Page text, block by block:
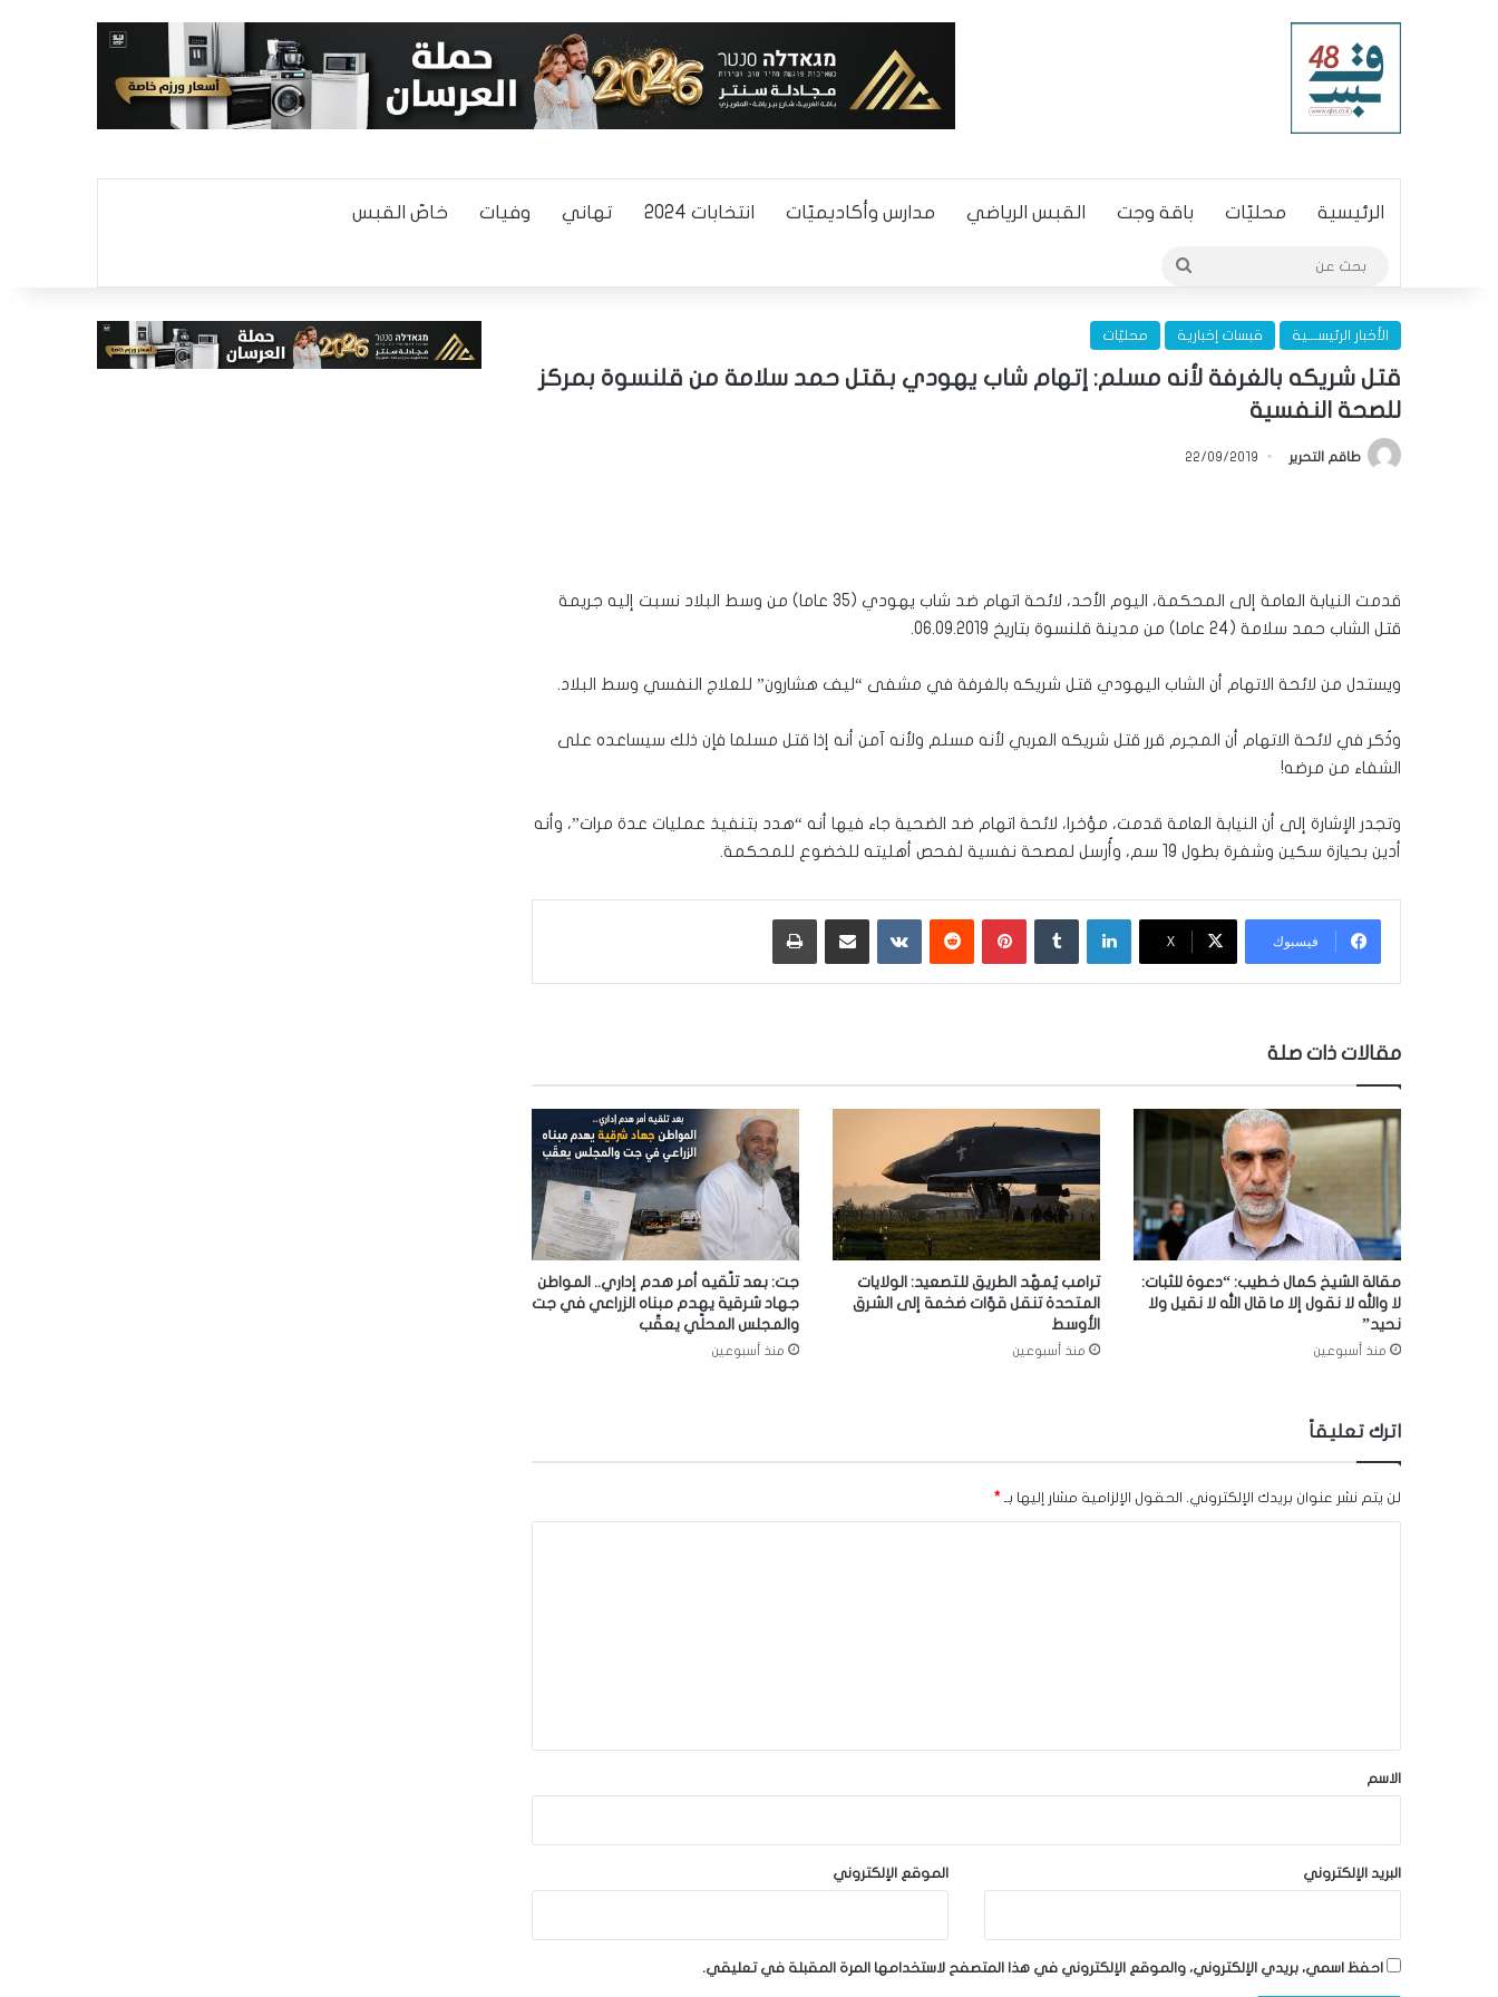
الرئيسية محليّات باقة وجت القبس الرياضي مدارس وأكاديميّات انتخابات 2024 تهاني وفيات خاصّ القبس
الأخبار الرئيســـية قبسات إخبارية محليّات
قتل شريكه بالغرفة لأنه مسلم: إتهام شاب يهودي بقتل حمد سلامة من قلنسوة بمركز
للصحة النفسية
طاقم التحرير 22/09/2019
قدمت النيابة العامة إلى المحكمة، اليوم الأحد، لائحة اتهام ضد شاب يهودي (35 عاما) من وسط البلاد نسبت إليه جريمة
قتل الشاب حمد سلامة (24 عاما) من مدينة قلنسوة بتاريخ 06.09.2019.
ويستدل من لائحة الاتهام أن الشاب اليهودي قتل شريكه بالغرفة في مشفى “ليف هشارون” للعلاج النفسي وسط البلاد.
وذُكر في لائحة الاتهام أن المجرم قرر قتل شريكه العربي لأنه مسلم ولأنه آمن أنه إذا قتل مسلما فإن ذلك سيساعده على
الشفاء من مرضه!
وتجدر الإشارة إلى أن النيابة العامة قدمت، مؤخرا، لائحة اتهام ضد الضحية جاء فيها أنه “هدد بتنفيذ عمليات عدة مرات”، وأنه
أدين بحيازة سكين وشفرة بطول 19 سم، وأُرسل لمصحة نفسية لفحص أهليته للخضوع للمحكمة.
فيسبوك ‫X
لينكدإن بينتيريست ‏VKontakte
مقالات ذات صلة
مقالة الشيخ كمال خطيب: “دعوة للثبات:
لا والله لا نقول إلا ما قال الله لا نقيل ولا
نحيد”
منذ أسبوعين
ترامب يُمهّد الطريق للتصعيد: الولايات
المتحدة تنقل قوّات ضخمة إلى الشرق
الأوسط
منذ أسبوعين
جت: بعد تلّقيه أمر هدم إداري.. المواطن
جهاد شرقية يهدم مبناه الزراعي في جت
والمجلس المحلّي يعقّب
منذ أسبوعين
اترك تعليقاً
لن يتم نشر عنوان بريدك الإلكتروني. الحقول الإلزامية مشار إليها بـ *
*
الاسم
البريد الإلكتروني الموقع الإلكتروني
احفظ اسمي، بريدي الإلكتروني، والموقع الإلكتروني في هذا المتصفح لاستخدامها المرة المقبلة في تعليقي.